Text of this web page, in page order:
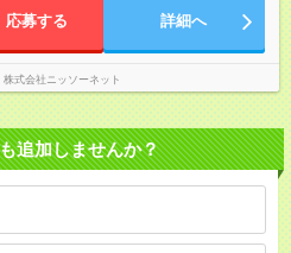
応募する 詳細へ
株式会社ニッソーネット
追加しませんか？